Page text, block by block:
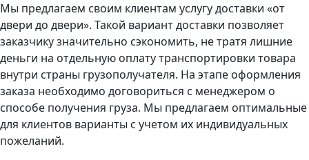
Мы предлагаем своим клиентам услугу доставки «от
двери до двери». Такой вариант доставки позволяет
заказчику значительно сэкономить, не тратя лишние
деньги на отдельную оплату транспортировки товара
внутри страны грузополучателя. На этапе оформления
заказа необходимо договориться с менеджером о
способе получения груза. Мы предлагаем оптимальные
для клиентов варианты с учетом их индивидуальных
пожеланий.